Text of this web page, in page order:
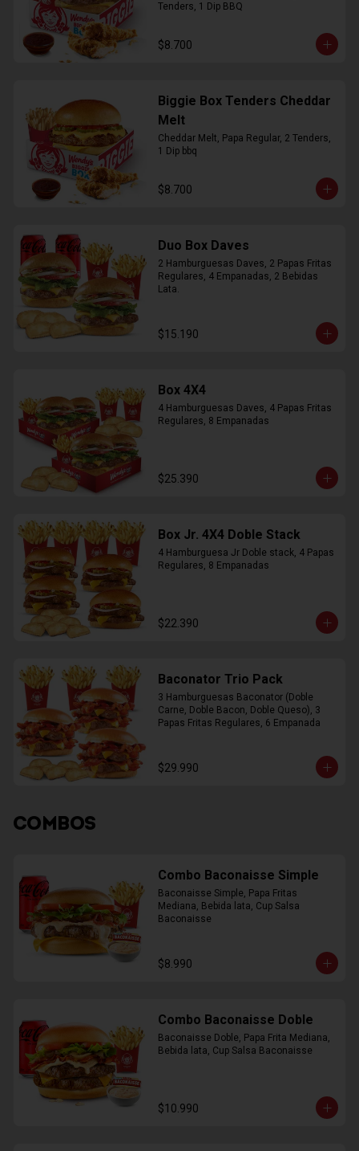
Tenders, 1 Dip BBQ
$8.700
Biggie Box Tenders Cheddar
Melt
Cheddar Melt, Papa Regular, 2 Tenders,
1 Dip bbq
$8.700
Duo Box Daves
2 Hamburguesas Daves, 2 Papas Fritas
Regulares, 4 Empanadas, 2 Bebidas
Lata.
$15.190
Box 4X4
4 Hamburguesas Daves, 4 Papas Fritas
Regulares, 8 Empanadas
$25.390
Box Jr. 4X4 Doble Stack
4 Hamburguesa Jr Doble stack, 4 Papas
Regulares, 8 Empanadas
$22.390
Baconator Trio Pack
3 Hamburguesas Baconator (Doble
Carne, Doble Bacon, Doble Queso), 3
Papas Fritas Regulares, 6 Empanada
$29.990
COMBOS
Combo Baconaisse Simple
Baconaisse Simple, Papa Fritas
Mediana, Bebida lata, Cup Salsa
Baconaisse
$8.990
Combo Baconaisse Doble
Baconaisse Doble, Papa Frita Mediana,
Bebida lata, Cup Salsa Baconaisse
$10.990